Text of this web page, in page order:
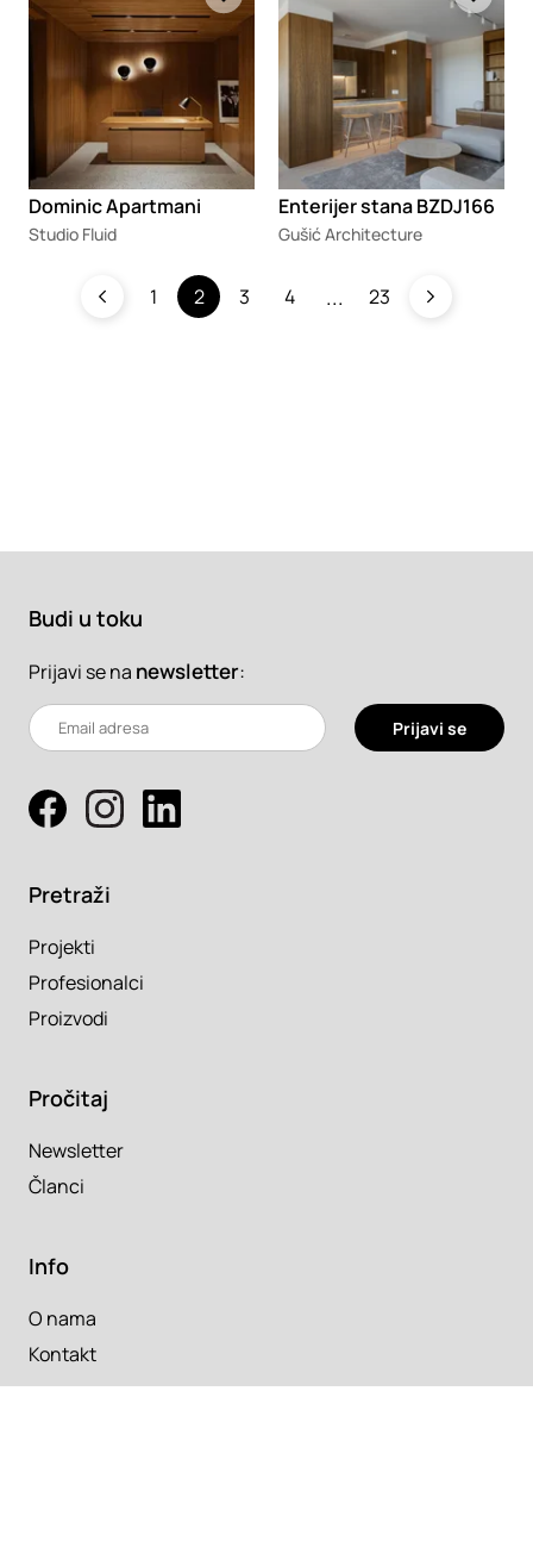
Dominic Apartmani
Studio Fluid
Enterijer stana BZDJ166
Gušić Architecture
1 2 3 4 23
Budi u toku
Prijavi se na newsletter:
Prijavi se
Pretraži
Projekti
Profesionalci
Proizvodi
Pročitaj
Newsletter
Članci
Info
O nama
Kontakt